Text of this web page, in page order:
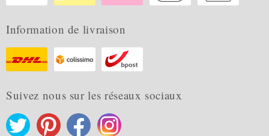
Information de livraison
Suivez nous sur les réseaux sociaux